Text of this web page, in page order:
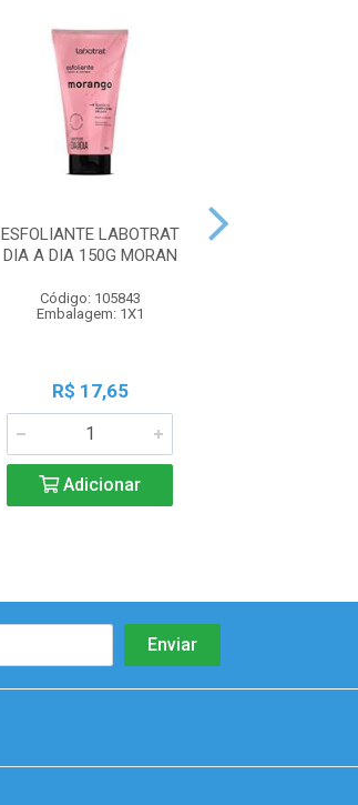
ESFOLIANTE LABOTRAT
DIA A DIA 150G MORAN
Código: 105843
Embalagem: 1X1
R$ 17,65
Adicionar